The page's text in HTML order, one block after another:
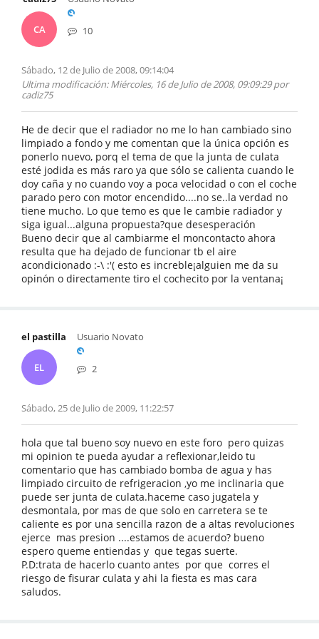
CA 10
Sábado, 12 de Julio de 2008, 09:14:04
Ultima modificación: Miércoles, 16 de Julio de 2008, 09:09:29 por
cadiz75
He de decir que el radiador no me lo han cambiado sino
limpiado a fondo y me comentan que la única opción es
ponerlo nuevo, porq el tema de que la junta de culata
esté jodida es más raro ya que sólo se calienta cuando le
doy caña y no cuando voy a poca velocidad o con el coche
parado pero con motor encendido....no se..la verdad no
tiene mucho. Lo que temo es que le cambie radiador y
siga igual...alguna propuesta?que desesperación
Bueno decir que al cambiarme el moncontacto ahora
resulta que ha dejado de funcionar tb el aire
acondicionado :-\ :'( esto es increble¡alguien me da su
opinón o directamente tiro el cochecito por la ventana¡
el pastilla
EL
Usuario Novato
2
Sábado, 25 de Julio de 2009, 11:22:57
hola que tal bueno soy nuevo en este foro pero quizas
mi opinion te pueda ayudar a reflexionar,leido tu
comentario que has cambiado bomba de agua y has
limpiado circuito de refrigeracion ,yo me inclinaria que
puede ser junta de culata.haceme caso jugatela y
desmontala, por mas de que solo en carretera se te
caliente es por una sencilla razon de a altas revoluciones
ejerce mas presion ....estamos de acuerdo? bueno
espero queme entiendas y que tegas suerte.
P.D:trata de hacerlo cuanto antes por que corres el
riesgo de fisurar culata y ahi la fiesta es mas cara
saludos.